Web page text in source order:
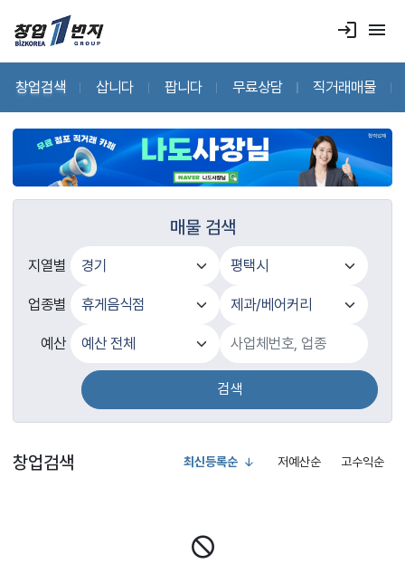
login menu
창업검색 삽니다 팝니다 무료상담 직거래매물
매물 검색
지열별
업종별
예산
검색
창업검색 최신등록순 저예산순 고수익순